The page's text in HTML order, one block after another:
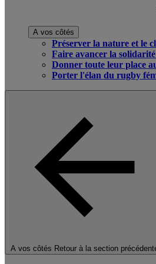
A vos côtés
Préserver la nature et le
Faire avancer la
Donner toute leur place
Porter l'élan du rugby
A vos côtés Retour à la section